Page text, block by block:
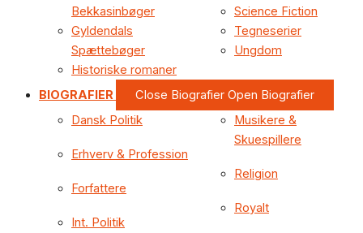
Bekkasinbøger
Gyldendals
Spættebøger
Historiske romaner
Science Fiction
Tegneserier
Ungdom
BIOGRAFIER Close Biografier Open Biografier
Dansk Politik
Erhverv & Profession
Forfattere
Int. Politik
Musikere &
Skuespillere
Religion
Royalt